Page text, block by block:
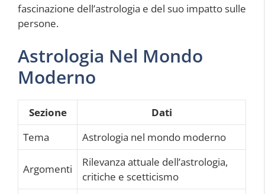
fascinazione dell’astrologia e del suo impatto sulle
persone.
Astrologia Nel Mondo
Moderno
Sezione
Dati
Tema
Astrologia nel mondo moderno
Argomenti
Rilevanza attuale dell’astrologia,
critiche e scetticismo